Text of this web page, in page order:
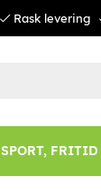
Rask levering
SPORT,